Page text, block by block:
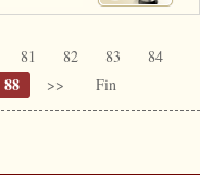
81 82 83
84
88 >> Fin